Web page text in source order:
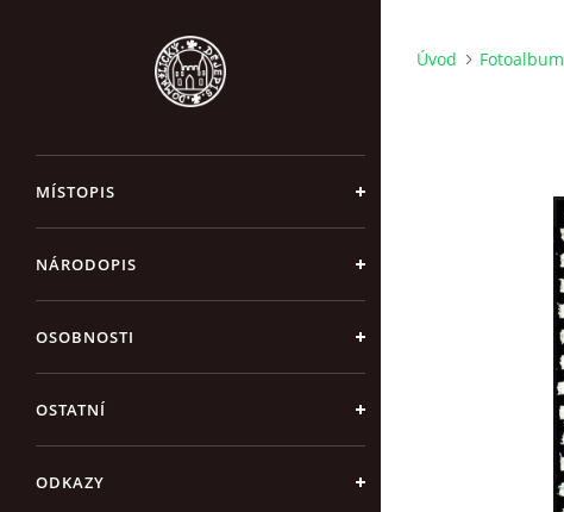
MÍSTOPIS
NÁRODOPIS
OSOBNOSTI
OSTATNÍ
ODKAZY
Úvod Fotoalbum